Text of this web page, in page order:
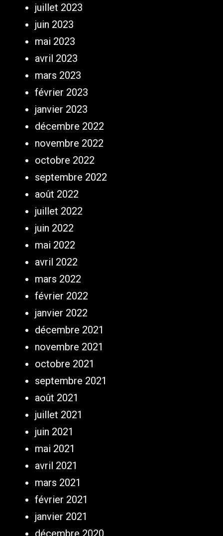
juillet 2023
juin 2023
mai 2023
avril 2023
mars 2023
février 2023
janvier 2023
décembre 2022
novembre 2022
octobre 2022
septembre 2022
août 2022
juillet 2022
juin 2022
mai 2022
avril 2022
mars 2022
février 2022
janvier 2022
décembre 2021
novembre 2021
octobre 2021
septembre 2021
août 2021
juillet 2021
juin 2021
mai 2021
avril 2021
mars 2021
février 2021
janvier 2021
décembre 2020